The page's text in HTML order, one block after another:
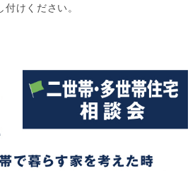
付けください。